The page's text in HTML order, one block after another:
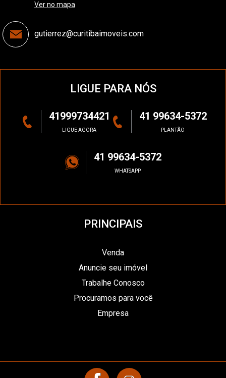
Ver no mapa
gutierrez@curitibaimoveis.com
LIGUE PARA NÓS
41999734421
LIGUE AGORA
41 99634-5372
PLANTÃO
41 99634-5372
WHATSAPP
PRINCIPAIS
Venda
Anuncie seu imóvel
Trabalhe Conosco
Procuramos para você
Empresa